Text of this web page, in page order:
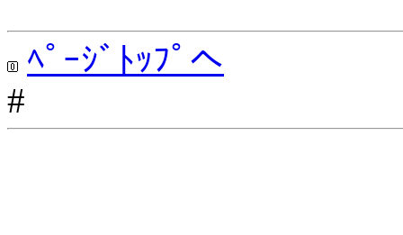
ﾍﾟｰｼﾞﾄｯﾌﾟへ
#